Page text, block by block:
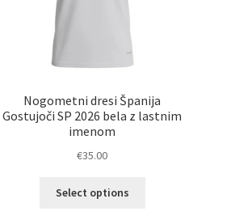
Nogometni dresi Španija
Gostujoči SP 2026 bela z lastnim
imenom
€35.00
Select options